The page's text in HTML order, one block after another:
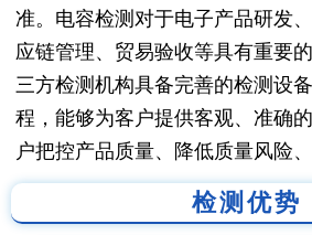
准。电容检测对于电子产品研发
应链管理、贸易验收等具有重要
三方检测机构具备完善的检测设
程，能够为客户提供客观、准确
户把控产品质量、降低质量风险
检测优势